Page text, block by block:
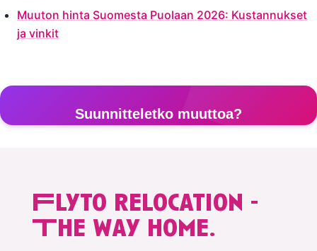
Muuton hinta Suomesta Puolaan 2026: Kustannukset
ja vinkit
Suunnitteletko muuttoa?
Pyydä ilmainen tarjous →
Flyto relocation -
The way home.